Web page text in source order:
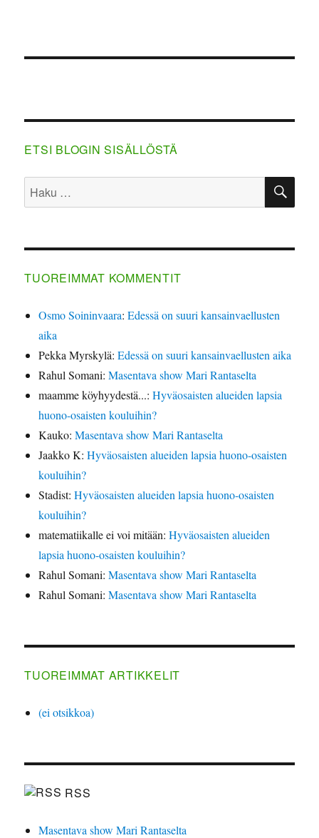
ETSI BLOGIN SISÄLLÖSTÄ
Etsi:
TUOREIMMAT KOMMENTIT
Osmo Soininvaara:Edessä on suuri kansainvaellusten
aika
Pekka Myrskylä:Edessä on suuri kansainvaellusten aika
Rahul Somani:Masentava show Mari Rantaselta
maamme köyhyydestä...:Hyväosaisten alueiden lapsia
huono-osaisten kouluihin?
Kauko:Masentava show Mari Rantaselta
Jaakko K:Hyväosaisten alueiden lapsia huono-osaisten
kouluihin?
Stadist:Hyväosaisten alueiden lapsia huono-osaisten
kouluihin?
matematiikalle ei voi mitään:Hyväosaisten alueiden
lapsia huono-osaisten kouluihin?
Rahul Somani:Masentava show Mari Rantaselta
Rahul Somani:Masentava show Mari Rantaselta
TUOREIMMAT ARTIKKELIT
(ei otsikkoa)
RSS
Masentava show Mari Rantaselta